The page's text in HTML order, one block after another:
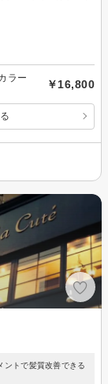
ラー
￥16,800
ントで髪質改善できる